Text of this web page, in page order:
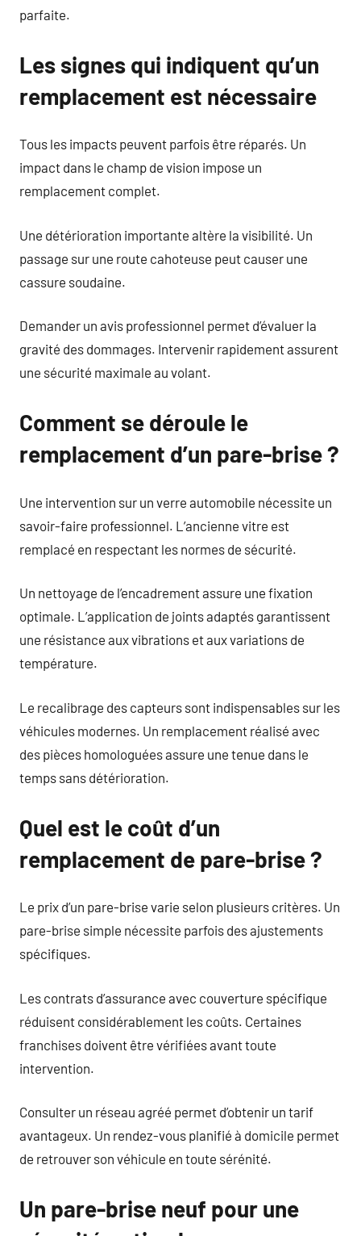
parfaite.
Les signes qui indiquent qu’un
remplacement est nécessaire
Tous les impacts peuvent parfois être réparés. Un
impact dans le champ de vision impose un
remplacement complet.
Une détérioration importante altère la visibilité. Un
passage sur une route cahoteuse peut causer une
cassure soudaine.
Demander un avis professionnel permet d’évaluer la
gravité des dommages. Intervenir rapidement assurent
une sécurité maximale au volant.
Comment se déroule le
remplacement d’un pare-brise ?
Une intervention sur un verre automobile nécessite un
savoir-faire professionnel. L’ancienne vitre est
remplacé en respectant les normes de sécurité.
Un nettoyage de l’encadrement assure une fixation
optimale. L’application de joints adaptés garantissent
une résistance aux vibrations et aux variations de
température.
Le recalibrage des capteurs sont indispensables sur les
véhicules modernes. Un remplacement réalisé avec
des pièces homologuées assure une tenue dans le
temps sans détérioration.
Quel est le coût d’un
remplacement de pare-brise ?
Le prix d’un pare-brise varie selon plusieurs critères. Un
pare-brise simple nécessite parfois des ajustements
spécifiques.
Les contrats d’assurance avec couverture spécifique
réduisent considérablement les coûts. Certaines
franchises doivent être vérifiées avant toute
intervention.
Consulter un réseau agréé permet d’obtenir un tarif
avantageux. Un rendez-vous planifié à domicile permet
de retrouver son véhicule en toute sérénité.
Un pare-brise neuf pour une